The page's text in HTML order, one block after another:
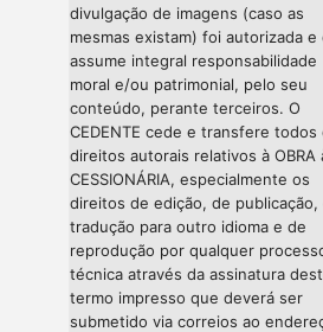
divulgação de imagens (caso as
mesmas existam) foi autorizada e
assume integral responsabilidade
moral e/ou patrimonial, pelo seu
conteúdo, perante terceiros. O
CEDENTE cede e transfere todos
direitos autorais relativos à OBRA
CESSIONÁRIA, especialmente os
direitos de edição, de publicação,
tradução para outro idioma e de
reprodução por qualquer
técnica através da assinatura
termo impresso que deverá ser
submetido via correios ao